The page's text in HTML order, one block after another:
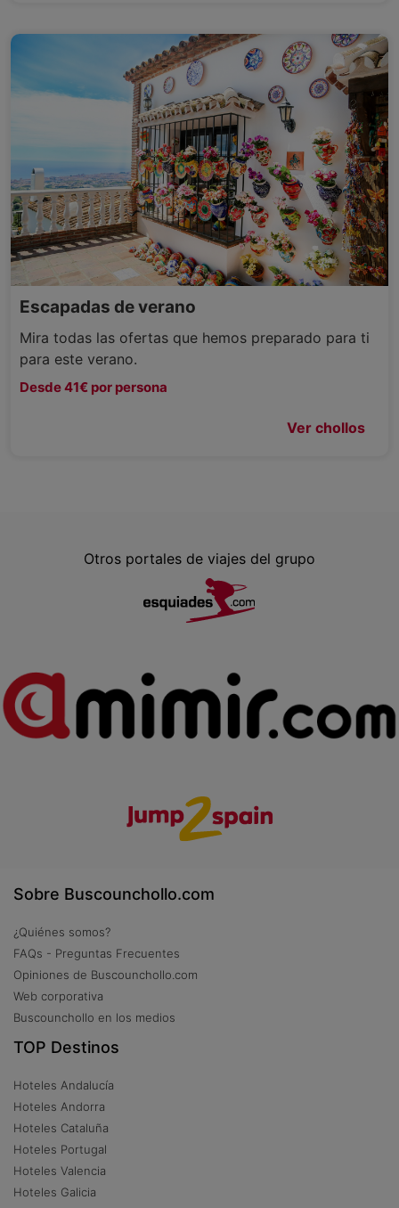
Escapadas de verano
Mira todas las ofertas que hemos preparado para ti
para este verano.
Desde 41€ por persona
Ver chollos
Otros portales de viajes del grupo
Sobre Buscounchollo.com
¿Quiénes somos?
FAQs - Preguntas Frecuentes
Opiniones de Buscounchollo.com
Web corporativa
Buscounchollo en los medios
TOP Destinos
Hoteles Andalucía
Hoteles Andorra
Hoteles Cataluña
Hoteles Portugal
Hoteles Valencia
Hoteles Galicia